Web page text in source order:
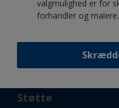
valgmulighed er for
forhandler og malere.
Støtte